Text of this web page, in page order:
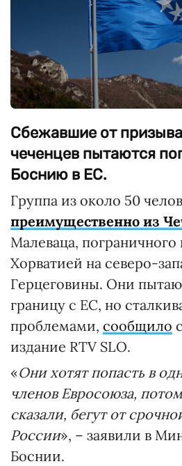
Сбежавшие от
чеченцев пытаются
Боснию в ЕС.
Группа из около 50
преимущественно из
Малеваца, пограничного
Хорватией на северо-
Герцеговины. Они
границу с ЕС, но
проблемами, сообщило
издание RTV SLO.
«Они хотят попасть в
членов Евросоюза,
сказали, бегут от
России», – заявили в
Боснии.